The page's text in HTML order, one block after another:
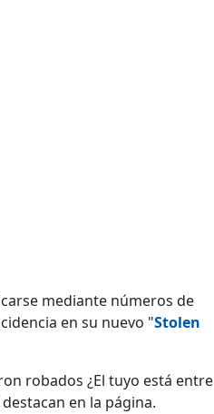
mediante números de
en su nuevo "Stolen
robados ¿El tuyo está entre
en la página.